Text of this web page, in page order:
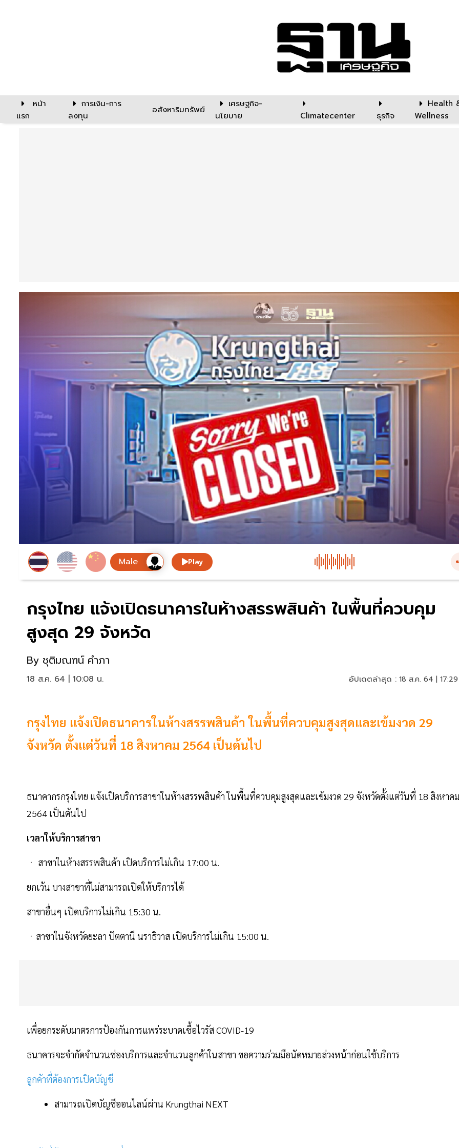
หน้า
แรก
การเงิน-การ
ลงทุน
อสังหาริมทรัพย์
เศรษฐกิจ-
นโยบาย
Climatecenter ธุรกิจ
Health
Wellness
Play
กรุงไทย แจ้งเปิดธนาคารในห้างสรรพสินค้า ในพื้นที่ควบคุม
สูงสุด 29 จังหวัด
By ชุติมณฑน์ คำภา
18 ส.ค. 64 | 10:08 น. อัปเดตล่าสุด : 18 ส.ค. 64 |
กรุงไทย แจ้งเปิดธนาคารในห้างสรรพสินค้า ในพื้นที่ควบคุมสูงสุดและเข้มงวด 29
จังหวัด ตั้งแต่วันที่ 18 สิงหาคม 2564 เป็นต้นไป
ธนาคากรกรุงไทย แจ้งเปิดบริการสาขาในห้างสรรพสินค้า ในพื้นที่ควบคุมสูงสุดและเข้มงวด 29 จังหวัดตั้งแต่วันที่ 18 สิงหาคม
2564 เป็นต้นไป
เวลาให้บริการสาขา
ㆍ สาขาในห้างสรรพสินค้า เปิดบริการไม่เกิน 17:00 น.
ยกเว้น บางสาขาที่ไม่สามารถเปิดให้บริการได้
สาขาอื่นๆ เปิดบริการไม่เกิน 15:30 น.
ㆍสาขาในจังหวัดยะลา ปัตตานี นราธิวาส เปิดบริการไม่เกิน 15:00 น.
เพื่อยกระดับมาตรการป้องกันการแพร่ระบาดเชื้อไวรัส COVID-19
ธนาคารจะจำกัดจำนวนช่องบริการและจำนวนลูกค้าในสาขา ขอความร่วมมือนัดหมายล่วงหน้าก่อนใช้บริการ
ลูกค้าที่ต้องการเปิดบัญชี
สามารถเปิดบัญชีออนไลน์ผ่าน Krungthai NEXT